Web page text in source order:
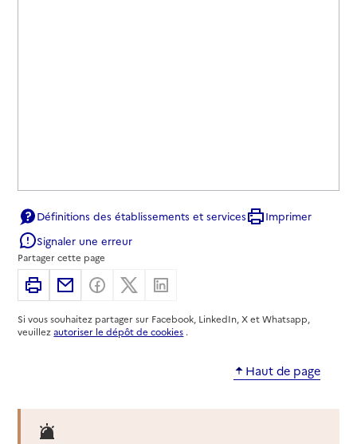
Définitions des établissements et services
Imprimer
Signaler une erreur
Partager cette page
ImprimerPartager par email
Partager sur Facebook
Partager sur X
Si vous souhaitez partager sur Facebook, LinkedIn, X et Whatsapp,
veuillezautoriser le dépôt de cookies .
Haut de page